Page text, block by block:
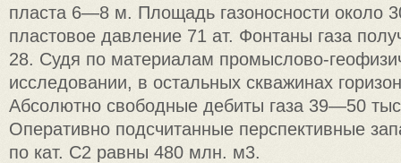
пласта 6—8 м. Площадь газоносности около
пластовое давление 71 aт. Фонтаны газа
28. Судя по материалам промыслово-
исследовании, в остальных скважинах
Абсолютно свободные дебиты газа 39—50
Оперативно подсчитанные перспективные
по кат. С2 равны 480 млн. м3.